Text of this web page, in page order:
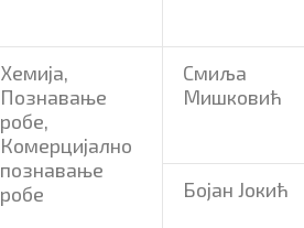
Хемија,
Познавање
робе,
Комерцијално
познавање
робе
Смиља
Мишковић
Бојан Јокић